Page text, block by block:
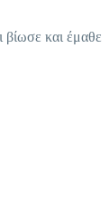
βίωσε και έμαθε